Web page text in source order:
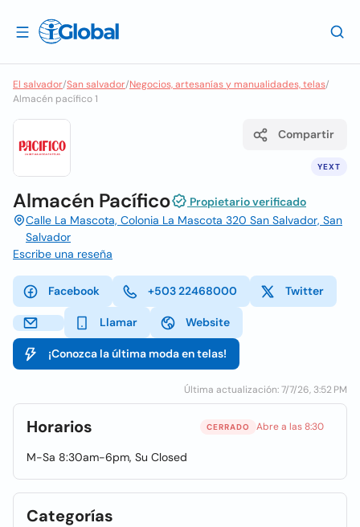
El salvador/San salvador/Negocios, artesanías y manualidades, telas/
Almacén pacífico 1
YEXT
Compartir
Almacén Pacífico
Propietario verificado
Calle La Mascota, Colonia La Mascota 320 San Salvador, San
Salvador
Escribe una reseña
Facebook +503 22468000 Twitter
Llamar Website
¡Conozca la última moda en telas!
Última actualización: 7/7/26, 3:52 PM
Horarios CERRADO Abre a las 8:30
M-Sa 8:30am-6pm, Su Closed
Categorías